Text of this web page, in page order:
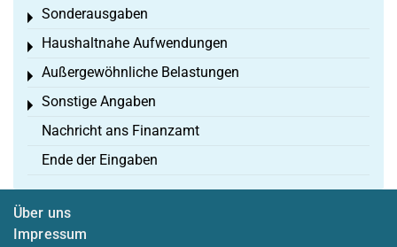
Sonderausgaben
Toggle menu
Haushaltnahe Aufwendungen
Toggle menu
Außergewöhnliche Belastungen
Toggle menu
Sonstige Angaben
Toggle menu
Nachricht ans Finanzamt
Ende der Eingaben
Über uns
Impressum